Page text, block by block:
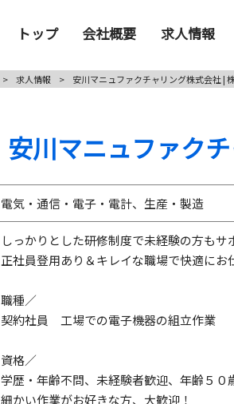
トップ 会社概要 求人情報
> 求人情報 > 安川マニュファクチャリング株式会社 |
安川マニュファク
電気・通信・電子・電計、生産・製造
しっかりとした研修制度で未経験の方もサ
正社員登用あり＆キレイな職場で快適にお
職種／
契約社員 工場での電子機器の組立作業
資格／
学歴・年齢不問、未経験者歓迎、年齢５０
細かい作業がお好きな方、大歓迎！